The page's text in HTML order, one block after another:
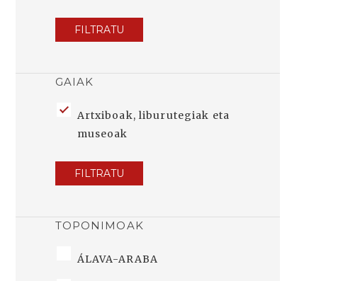
FILTRATU
GAIAK
Artxiboak, liburutegiak eta
museoak
FILTRATU
TOPONIMOAK
ÁLAVA-ARABA